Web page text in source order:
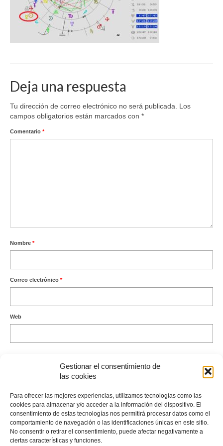
Gestionar el consentimiento de
las cookies
Para ofrecer las mejores experiencias, utilizamos tecnologías como las
cookies para almacenar y/o acceder a la información del dispositivo. El
consentimiento de estas tecnologías nos permitirá procesar datos como el
comportamiento de navegación o las identificaciones únicas en este sitio.
No consentir o retirar el consentimiento, puede afectar negativamente a
ciertas características y funciones.
Deja una respuesta
Tu dirección de correo electrónico no será publicada.
Los
campos obligatorios están marcados con *
Comentario *
Nombre *
Correo electrónico *
Web
procesan los datos de tus comentarios.